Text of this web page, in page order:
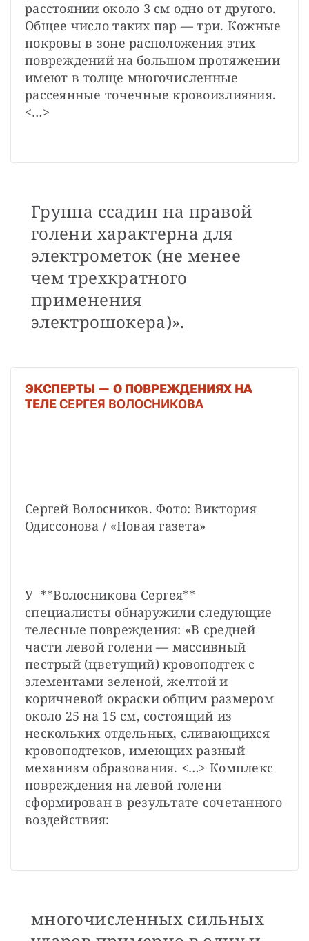
расстоянии около 3 см одно от другого.
Общее число таких пар — ​три. Кожные
покровы в зоне расположения этих
повреждений на большом протяжении
имеют в толще многочисленные
рассеянные точечные кровоизлияния.
<…>
Группа ссадин на правой
голени характерна для
электрометок (не менее
чем трехкратного
применения
электрошокера)».
ЭКСПЕРТЫ — О ПОВРЕЖДЕНИЯХ НА
ТЕЛЕСЕРГЕЯ ВОЛОСНИКОВА
Сергей Волосников. Фото: Виктория
Одиссонова / «Новая газета»
У  **Волосникова Сергея**
специалисты обнаружили следующие
телесные повреждения: «В средней
части левой голени — ​массивный
пестрый (цветущий) кровоподтек с
элементами зеленой, желтой и
коричневой окраски общим размером
около 25 на 15 см, состоящий из
нескольких отдельных, сливающихся
кровоподтеков, имеющих разный
механизм образования. <…> Комплекс
повреждения на левой голени
сформирован в результате сочетанного
воздействия:
многочисленных сильных